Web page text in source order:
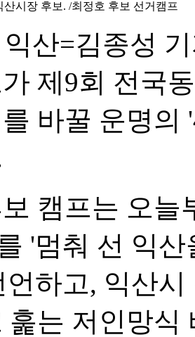
시장 후보. /최정호 후보 선거캠프
산=김종성
제9회 전국
바꿀 운명의
캠프는 오늘
'멈춰 선 익
하고, 익산
훑는 저인망식